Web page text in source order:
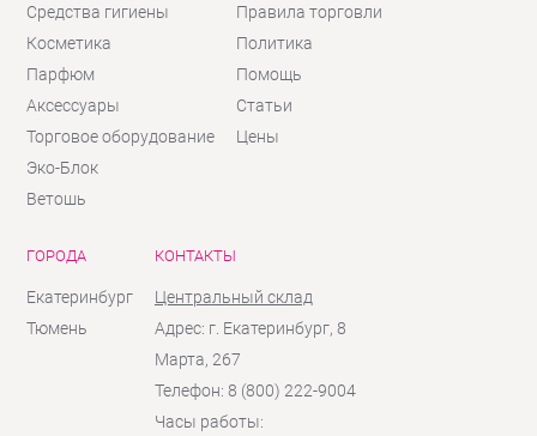
Средства гигиены
Косметика
Парфюм
Аксессуары
Торговое оборудование
Эко-Блок
Ветошь
Правила торговли
Политика
Помощь
Статьи
Цены
ГОРОДА
Екатеринбург
Тюмень
КОНТАКТЫ
Центральный склад
Адрес: г. Екатеринбург, 8
Марта, 267
Телефон: 8 (800) 222-9004
Часы работы: